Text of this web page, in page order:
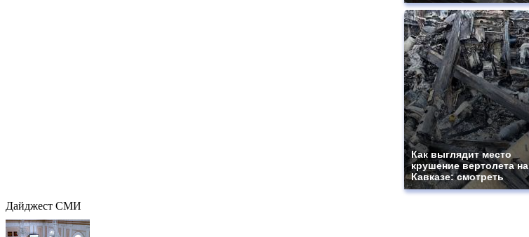
Как выглядит место
крушение вертолета на
Кавказе: смотреть
Дайджест СМИ